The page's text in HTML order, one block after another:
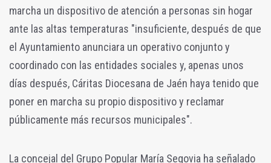
marcha un dispositivo de atención a personas sin hogar
ante las altas temperaturas "insuficiente, después de que
el Ayuntamiento anunciara un operativo conjunto y
coordinado con las entidades sociales y, apenas unos
días después, Cáritas Diocesana de Jaén haya tenido que
poner en marcha su propio dispositivo y reclamar
públicamente más recursos municipales".
La concejal del Grupo Popular María Segovia ha señalado